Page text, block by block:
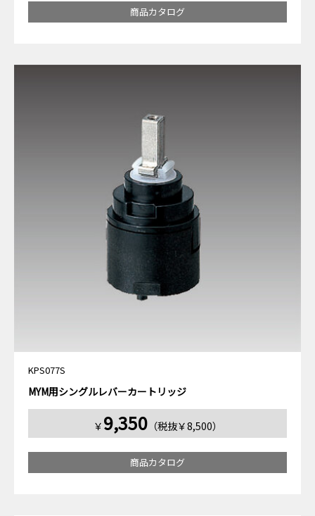
商品カタログ
KPS077S
MYM用シングルレバーカートリッジ
￥ 9,350（税抜￥8,500）
商品カタログ